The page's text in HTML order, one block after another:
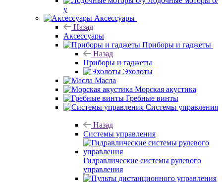
у
Аксессуары
Назад
Аксессуары
Приборы и гаджеты
Назад
Приборы и гаджеты
Эхолоты
Масла
Морская акустика
Гребные винты
Системы управления
Назад
Системы управления
Гидравлические системы рулевого
управления